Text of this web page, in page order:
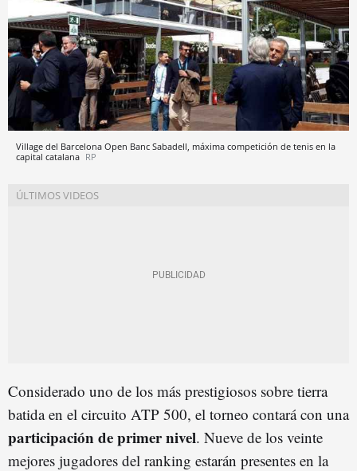
Village del Barcelona Open Banc Sabadell, máxima competición de tenis en la
capital catalana RP
Considerado uno de los más prestigiosos sobre tierra
batida en el circuito ATP 500, el torneo contará con una
participación de primer nivel. Nueve de los veinte
mejores jugadores del ranking estarán presentes en la